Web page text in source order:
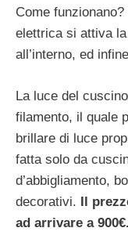
Come
elettrica si attiva
all’interno, ed
La luce del
filamento, il quale
brillare di luce
fatta solo da
d’abbigliamento,
decorativi. Il
ad arrivare a 900€.